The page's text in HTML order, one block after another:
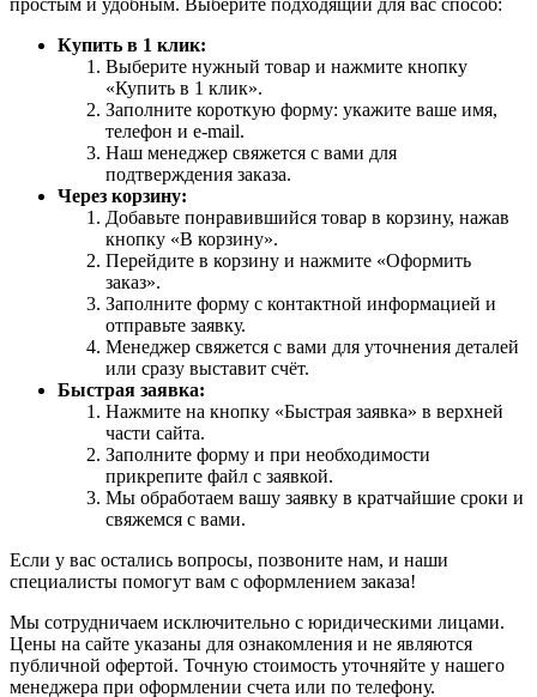
Купить в 1 клик:
Выберите нужный товар и нажмите кнопку
«Купить в 1 клик».
Заполните короткую форму: укажите ваше имя,
телефон и e-mail.
Наш менеджер свяжется с вами для
подтверждения заказа.
Через корзину:
Добавьте понравившийся товар в корзину, нажав
кнопку «В корзину».
Перейдите в корзину и нажмите «Оформить
заказ».
Заполните форму с контактной информацией и
отправьте заявку.
Менеджер свяжется с вами для уточнения деталей
или сразу выставит счёт.
Быстрая заявка:
Нажмите на кнопку «Быстрая заявка» в верхней
части сайта.
Заполните форму и при необходимости
прикрепите файл с заявкой.
Мы обработаем вашу заявку в кратчайшие сроки и
свяжемся с вами.
Если у вас остались вопросы, позвоните нам, и наши
специалисты помогут вам с оформлением заказа!
Мы сотрудничаем исключительно с юридическими лицами.
Цены на сайте указаны для ознакомления и не являются
публичной офертой. Точную стоимость уточняйте у нашего
менеджера при оформлении счета или по телефону.